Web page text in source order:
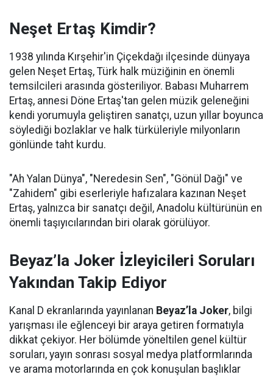
Neşet Ertaş Kimdir?
1938 yılında Kırşehir'in Çiçekdağı ilçesinde dünyaya
gelen Neşet Ertaş, Türk halk müziğinin en önemli
temsilcileri arasında gösteriliyor. Babası Muharrem
Ertaş, annesi Döne Ertaş'tan gelen müzik geleneğini
kendi yorumuyla geliştiren sanatçı, uzun yıllar boyunca
söylediği bozlaklar ve halk türküleriyle milyonların
gönlünde taht kurdu.
"Ah Yalan Dünya", "Neredesin Sen", "Gönül Dağı" ve
"Zahidem" gibi eserleriyle hafızalara kazınan Neşet
Ertaş, yalnızca bir sanatçı değil, Anadolu kültürünün en
önemli taşıyıcılarından biri olarak görülüyor.
Beyaz’la Joker İzleyicileri Soruları
Yakından Takip Ediyor
Kanal D ekranlarında yayınlanan Beyaz’la Joker, bilgi
yarışması ile eğlenceyi bir araya getiren formatıyla
dikkat çekiyor. Her bölümde yöneltilen genel kültür
soruları, yayın sonrası sosyal medya platformlarında
ve arama motorlarında en çok konuşulan başlıklar